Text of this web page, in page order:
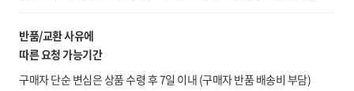
반품/교환 사유에
따른 요청 가능기간
구매자 단순 변심은 상품 수령 후 7일 이내 (구매자 반품 배송비 부담)